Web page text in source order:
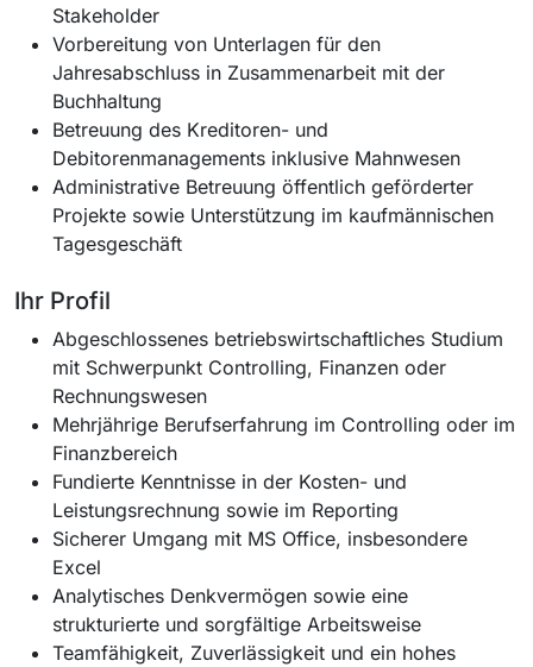
Stakeholder
Vorbereitung von Unterlagen für den
Jahresabschluss in Zusammenarbeit mit der
Buchhaltung
Betreuung des Kreditoren- und
Debitorenmanagements inklusive Mahnwesen
Administrative Betreuung öffentlich geförderter
Projekte sowie Unterstützung im kaufmännischen
Tagesgeschäft
Ihr Profil
Abgeschlossenes betriebswirtschaftliches Studium
mit Schwerpunkt Controlling, Finanzen oder
Rechnungswesen
Mehrjährige Berufserfahrung im Controlling oder im
Finanzbereich
Fundierte Kenntnisse in der Kosten- und
Leistungsrechnung sowie im Reporting
Sicherer Umgang mit MS Office, insbesondere
Excel
Analytisches Denkvermögen sowie eine
strukturierte und sorgfältige Arbeitsweise
Teamfähigkeit, Zuverlässigkeit und ein hohes